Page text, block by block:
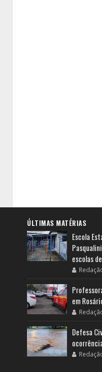
ÚLTIMAS MATÉRIAS
Escola
escolas
em
Defesa